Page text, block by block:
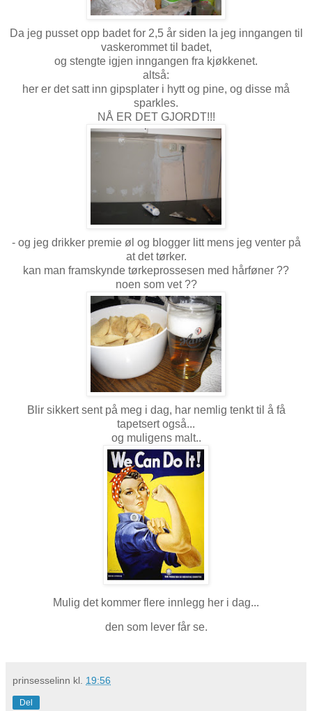
Da jeg pusset opp badet for 2,5 år siden la jeg inngangen til
vaskerommet til badet,
og stengte igjen inngangen fra kjøkkenet.
altså:
her er det satt inn gipsplater i hytt og pine, og disse må
sparkles.
NÅ ER DET GJORDT!!!
- og jeg drikker premie øl og blogger litt mens jeg venter på
at det tørker.
kan man framskynde tørkeprossesen med hårføner ??
noen som vet ??
Blir sikkert sent på meg i dag, har nemlig tenkt til å få
tapetsert også...
og muligens malt..
Mulig det kommer flere innlegg her i dag...
den som lever får se.
prinsesselinn kl. 19:56
Del